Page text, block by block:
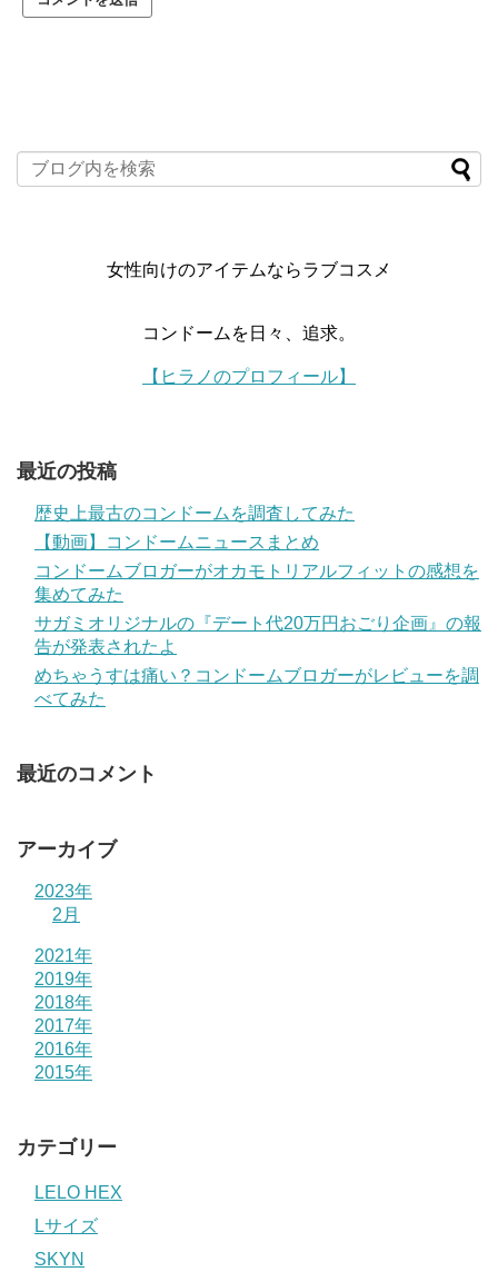
女性向けのアイテムならラブコスメ
コンドームを日々、追求。
【ヒラノのプロフィール】
最近の投稿
歴史上最古のコンドームを調査してみた
【動画】コンドームニュースまとめ
コンドームブロガーがオカモトリアルフィットの感想を
集めてみた
サガミオリジナルの『デート代20万円おごり企画』の報
告が発表されたよ
めちゃうすは痛い？コンドームブロガーがレビューを調
べてみた
最近のコメント
アーカイブ
2023年
2月
2021年
2019年
2018年
2017年
2016年
2015年
カテゴリー
LELO HEX
Lサイズ
SKYN